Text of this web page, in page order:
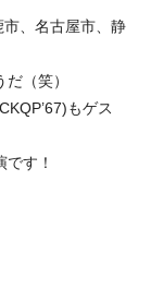
、名古屋市、静
（笑）
もゲス
す！